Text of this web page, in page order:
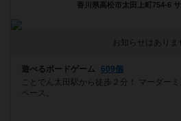
香川県高松市太田上町754-6
お知らせはありま
遊べるボードゲーム
609個
ことでん太田駅から徒歩２分！ マーダー
ペース。